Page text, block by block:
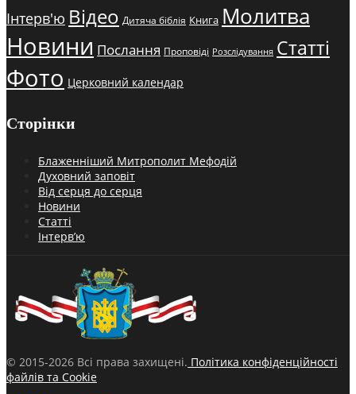
Інтерв'ю Відео Дитяча біблія Книга Молитва
Новини Послання Проповіді Розслідування Статті
Фото Церковний календар
Сторінки
Блаженніший Митрополит Мефодій
Духовний заповіт
Від серця до серця
Новини
Статті
Інтерв’ю
© 2015-2026 Всі права захищені. Політика конфіденційності
файлів та Cookie